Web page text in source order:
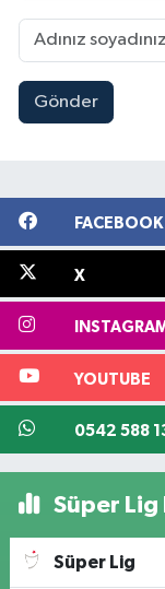
Gönder
FACEBOOK
X
YOUTUBE
0542 588
Süper Lig
Süper Lig